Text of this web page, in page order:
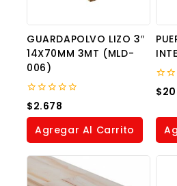
GUARDAPOLVO LIZO 3″
14X70MM 3MT (MLD-
006)
0
out
of
$2.678
Agregar Al Carrito
0
out
5
$